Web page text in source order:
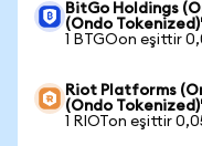
BitGo Holdings
(Ondo
1 BTGOon eşittir
Riot Platforms
(Ondo
1 RIOTon eşittir